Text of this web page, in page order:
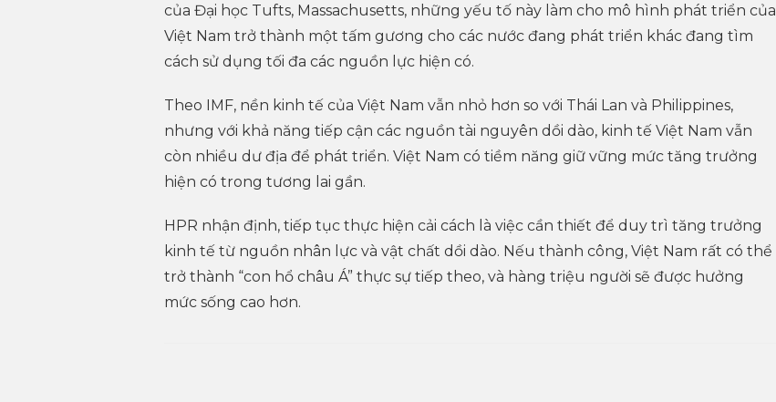
của Đại học Tufts, Massachusetts, những yếu tố này làm cho mô hình phát triển của
Việt Nam trở thành một tấm gương cho các nước đang phát triển khác đang tìm
cách sử dụng tối đa các nguồn lực hiện có.
Theo IMF, nền kinh tế của Việt Nam vẫn nhỏ hơn so với Thái Lan và Philippines,
nhưng với khả năng tiếp cận các nguồn tài nguyên dồi dào, kinh tế Việt Nam vẫn
còn nhiều dư địa để phát triển. Việt Nam có tiềm năng giữ vững mức tăng trưởng
hiện có trong tương lai gần.
HPR nhận định, tiếp tục thực hiện cải cách là việc cần thiết để duy trì tăng trưởng
kinh tế từ nguồn nhân lực và vật chất dồi dào. Nếu thành công, Việt Nam rất có thể
trở thành “con hổ châu Á” thực sự tiếp theo, và hàng triệu người sẽ được hưởng
mức sống cao hơn.